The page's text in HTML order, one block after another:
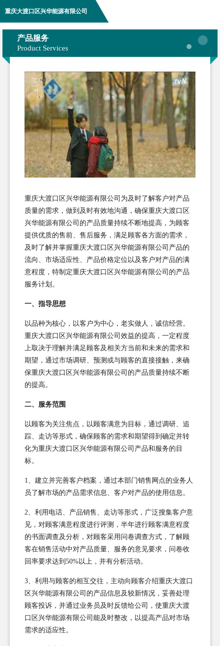
重庆大渡口区兴华能源有限公司
产品服务
Product Services
重庆大渡口区兴华能源有限公司为及时了解客户对产品
质量的需求，做到及时有效地沟通，确保重庆大渡口区
兴华能源有限公司的产品质量持续不断地提高，为顾客
提供优质的售前、售后服务，满足顾客各方面的需求，
及时了解并掌握重庆大渡口区兴华能源有限公司产品的
流向、市场适应性、产品价格定位以及客户对产品的满
意程度，特制定重庆大渡口区兴华能源有限公司的产品
服务计划。
一、指导思想
以品种为核心，以客户为中心，老实做人，诚信经营。
重庆大渡口区兴华能源有限公司效益的提高，一定程度
上取决于理解并满足顾客及相关方当前和未来的需求和
期望，通过市场调研、预测或与顾客的直接接触，来确
保重庆大渡口区兴华能源有限公司的产品质量持续不断
的提高。
二、服务范围
以顾客为关注焦点，以顾客满意为目标，通过调研、追
踪、走访等形式，确保顾客的需求和期望得到确定并转
化为重庆大渡口区兴华能源有限公司产品和服务的目
标。
1、建立并完善客户档案，通过本部门销售网点的业务人
员了解市场的产品需求信息、客户对产品的使用信息。
2、利用电话、产品销售、走访等形式，广泛搜集客户意
见，对顾客满意程度进行评测，半年进行顾客满意程度
的书面调查及分析，对顾客采用问卷调查方式，了解顾
客在销售活动中对产品质量、服务的意见要求，问卷收
回率要求达到50%以上，并有分析活动。
3、利用与顾客的相互交往，主动向顾客介绍重庆大渡口
区兴华能源有限公司的产品信息及较新情况，妥善处理
顾客投诉，并通过业务员及时反馈给公司，使重庆大渡
口区兴华能源有限公司能及时整改，以提高产品对市场
需求的适应性。